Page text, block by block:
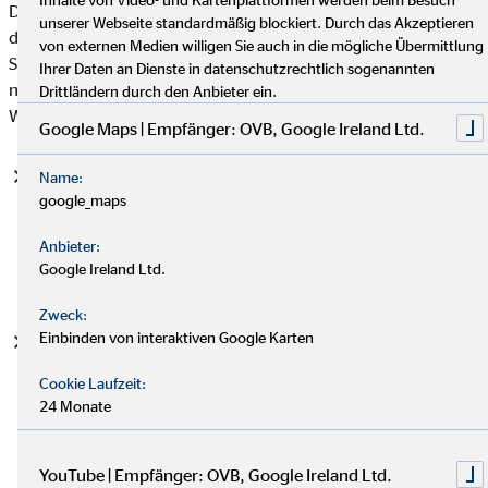
Datenschutzgrundverordnung (DSGVO), auf deren Basis wir
die personenbezogenen Daten verarbeiten, mit. Bitte beachten
Sie, dass zusätzlich zu den Regelungen der DSGVO die
nationalen Datenschutzvorgaben in Ihrem bzw. unserem
Wohn- und Sitzland gelten können.
Einwilligung (Art. 6 Abs. 1 S. 1 lit. a DSGVO)
betroffene Person hat ihre Einwilligung in die Verarbeitung
spezifischen Zweck oder mehrere bestimmte Zwecke
gegeben.
Vertragserfüllung und vorvertragliche Anfragen (Art. 6
Erfüllung eines Vertrags, dessen Vertragspartei die
der betroffenen Person erfolgen.
unserer Webseite standardmäßig blockiert. Durch das Akzeptieren
von externen Medien willigen Sie auch in die mögliche Übermittlung
Ihrer Daten an Dienste in datenschutzrechtlich sogenannten
Drittländern durch den Anbieter ein.
Google Maps | Empfänger: OVB, Google Ireland Ltd.
Name:
google_maps
Anbieter:
Google Ireland Ltd.
Zweck:
Einbinden von interaktiven Google Karten
Cookie Laufzeit:
24 Monate
YouTube | Empfänger: OVB, Google Ireland Ltd.